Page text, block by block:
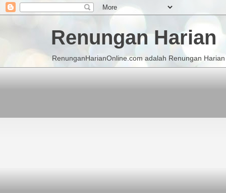
Renungan Harian
RenunganHarianOnline.com adalah Renungan